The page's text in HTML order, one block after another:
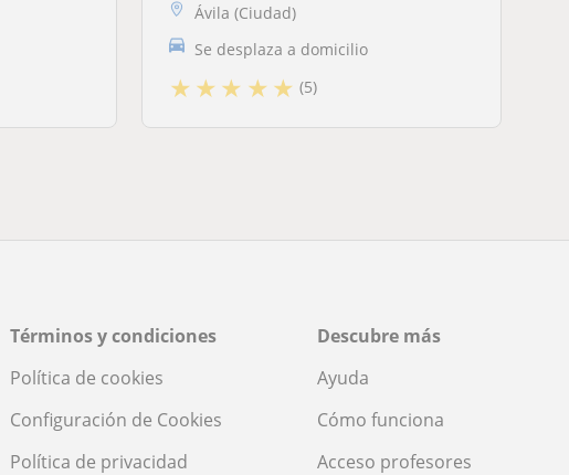
Ávila (Ciudad)
Se desplaza a domicilio
★★★ ★★ (5)
Términos y condiciones
Política de cookies
Configuración de Cookies
Política de privacidad
Descubre más
Ayuda
Cómo funciona
Acceso profesores